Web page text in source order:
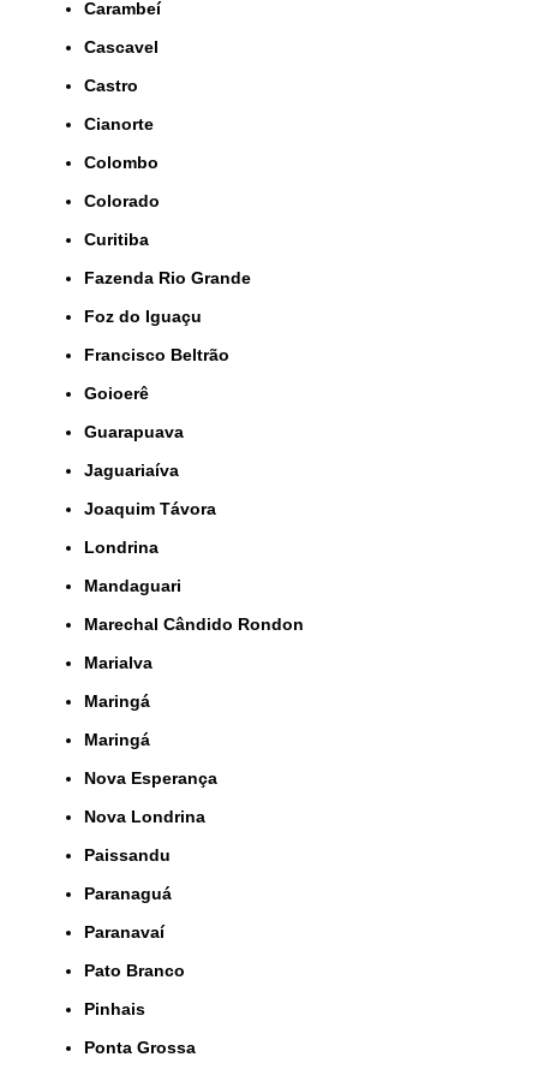
Carambeí
Cascavel
Castro
Cianorte
Colombo
Colorado
Curitiba
Fazenda Rio Grande
Foz do Iguaçu
Francisco Beltrão
Goioerê
Guarapuava
Jaguariaíva
Joaquim Távora
Londrina
Mandaguari
Marechal Cândido Rondon
Marialva
Maringá
Maringá
Nova Esperança
Nova Londrina
Paissandu
Paranaguá
Paranavaí
Pato Branco
Pinhais
Ponta Grossa